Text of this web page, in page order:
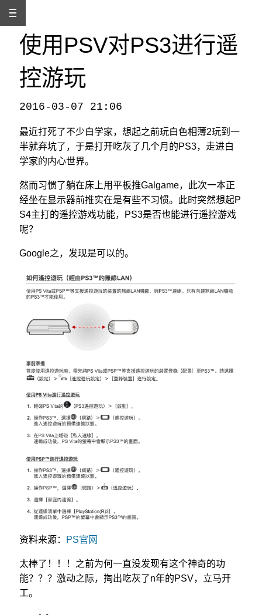
使用PSV对PS3进行遥
控游玩
2016-03-07 21:06
最近打死了不少白学家，想起之前玩白色相薄2玩到一
半就弃坑了，于是打开吃灰了几个月的PS3，走进白
学家的内心世界。
然而习惯了躺在床上用平板推Galgame，此次一本正
经坐在显示器前推实在是有些不习惯。此时突然想起P
S4主打的遥控游戏功能，PS3是否也能进行遥控游戏
呢？
Google之，发现是可以的。
资料来源： PS官网
太棒了！！！之前为何一直没发现有这个神奇的功
能？？？激动之际，掏出吃灰了n年的PSV，立马开
工。